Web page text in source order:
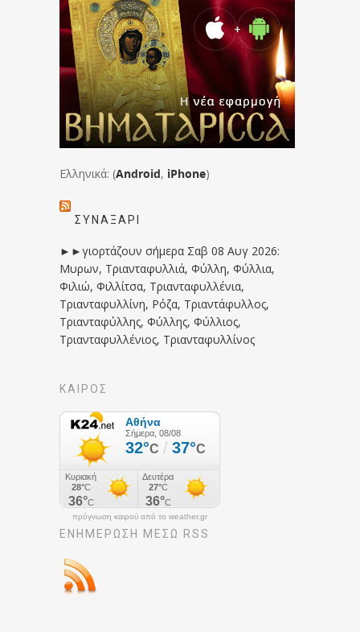
Ελληνικά: (Android, iPhone)
ΣΥΝΑΞΆΡΙ
►►γιορτάζουν σήμερα Σαβ 08 Αυγ 2026:
Μυρων, Τριανταφυλλιά, Φύλλη, Φύλλια,
Φιλιώ, Φιλλίτσα, Τριανταφυλλένια,
Τριανταφυλλίνη, Ρόζα, Τριαντάφυλλος,
Τριανταφύλλης, Φύλλης, Φύλλιος,
Τριανταφυλλένιος, Τριανταφυλλίνος
ΚΑΙΡΟΣ
πρόγνωση καιρού από το weather.gr
ΕΝΗΜΈΡΩΣΉ ΜΕΣΩ RSS